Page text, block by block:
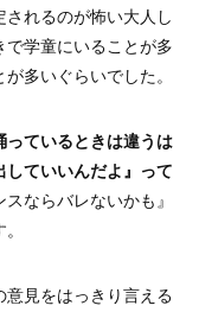
れるのが怖い大人し
学童にいることが多
多いぐらいでした。
ているときは違うは
ていいんだよ』って
ならバレないかも』
見をはっきり言える